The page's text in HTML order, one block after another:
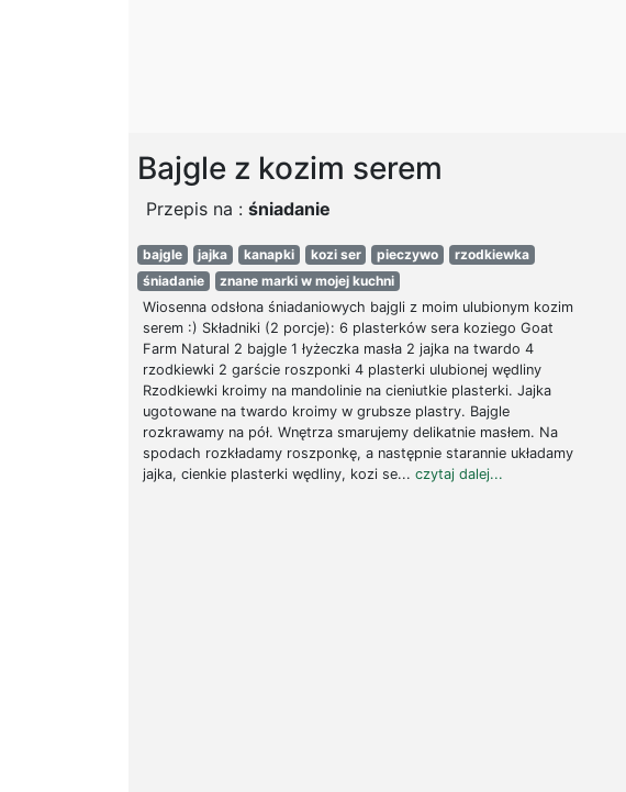
Bajgle z kozim serem
Przepis na : śniadanie
bajgle jajka kanapki kozi ser pieczywo
rzodkiewka
śniadanie
znane marki w mojej kuchni
Wiosenna odsłona śniadaniowych bajgli z moim ulubionym kozim
serem :) Składniki (2 porcje): 6 plasterków sera koziego Goat
Farm Natural 2 bajgle 1 łyżeczka masła 2 jajka na twardo 4
rzodkiewki 2 garście roszponki 4 plasterki ulubionej wędliny
Rzodkiewki kroimy na mandolinie na cieniutkie plasterki. Jajka
ugotowane na twardo kroimy w grubsze plastry. Bajgle
rozkrawamy na pół. Wnętrza smarujemy delikatnie masłem. Na
spodach rozkładamy roszponkę, a następnie starannie układamy
jajka, cienkie plasterki wędliny, kozi se... czytaj dalej...